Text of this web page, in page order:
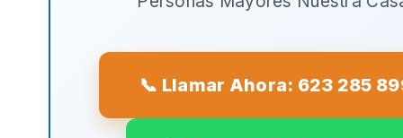
📞 Llamar Ahora: 623 285